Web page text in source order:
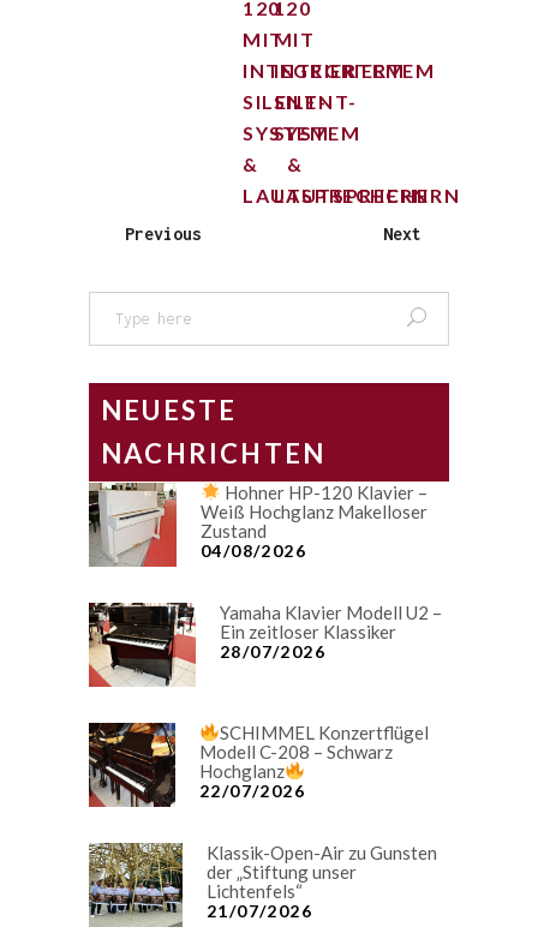
120
MIT
INTEGRIERTEM
SILENT-
SYSTEM
&
LAUTSPRECHERN
Previous
120
MIT
INTEGRIERTEM
SILENT-
SYSTEM
&
LAUTSPRECHERN
Next
NEUESTE
NACHRICHTEN
Hohner HP-120 Klavier –
Weiß Hochglanz Makelloser
Zustand
04/08/2026
Yamaha Klavier Modell U2 –
Ein zeitloser Klassiker
28/07/2026
SCHIMMEL Konzertflügel
Modell C-208 – Schwarz
Hochglanz
22/07/2026
Klassik-Open-Air zu Gunsten
der „Stiftung unser
Lichtenfels“
21/07/2026